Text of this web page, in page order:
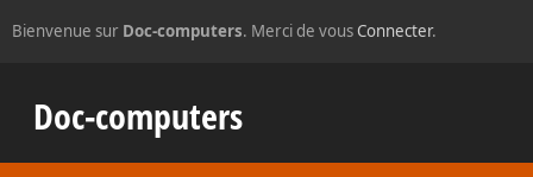
Bienvenue sur Doc-computers. Merci de vousConnecter.
Doc-computers